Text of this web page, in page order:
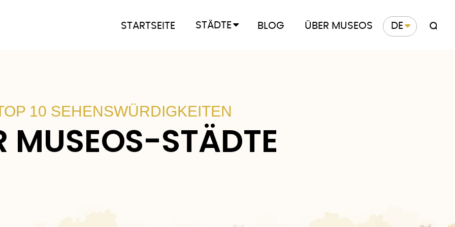
STARTSEITE STÄDTE BLOG ÜBER MUSEOS DE
10 SEHENSWÜRDIGKEITEN
MUSEOS-STÄDTE